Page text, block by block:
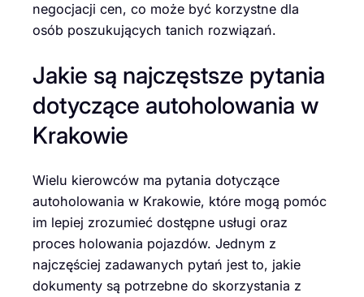
negocjacji cen, co może być korzystne dla
osób poszukujących tanich rozwiązań.
Jakie są najczęstsze pytania
dotyczące autoholowania w
Krakowie
Wielu kierowców ma pytania dotyczące
autoholowania w Krakowie, które mogą pomóc
im lepiej zrozumieć dostępne usługi oraz
proces holowania pojazdów. Jednym z
najczęściej zadawanych pytań jest to, jakie
dokumenty są potrzebne do skorzystania z